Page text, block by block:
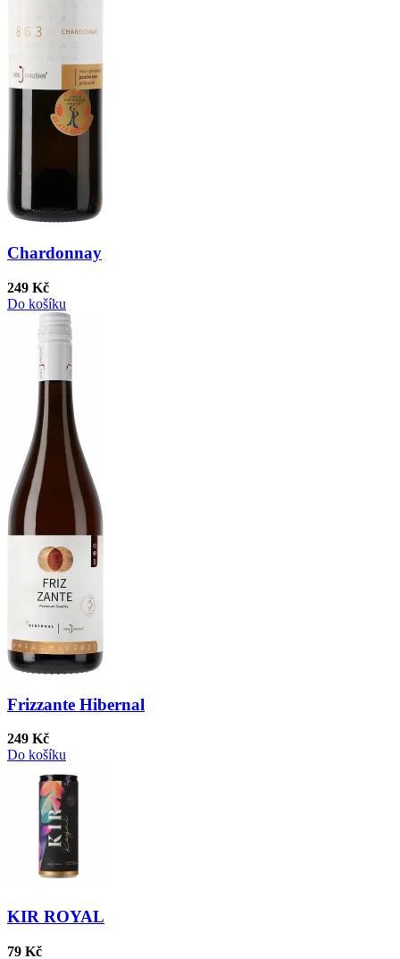
Chardonnay
249 Kč
Do košíku
Frizzante Hibernal
249 Kč
Do košíku
KIR ROYAL
79 Kč